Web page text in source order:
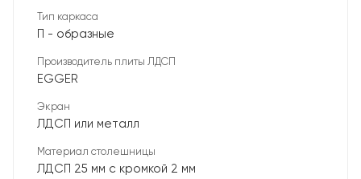
Тип каркаса
П - образные
Производитель плиты ЛДСП
EGGER
Экран
ЛДСП или металл
Материал столешницы
ЛДСП 25 мм с кромкой 2 мм